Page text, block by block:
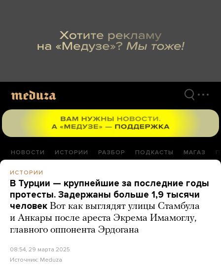
НОВОСТИ ИСТОРИИ РАЗБОР ПОДКАСТЫ МАГАЗ
ИСТОРИИ
В Турции — крупнейшие за последние годы
протесты. Задержаны больше 1,9 тысячи
человек Вот как выглядят улицы Стамбула
и Анкары после ареста Экрема Имамоглу,
главного оппонента Эрдогана
08:54, 29 марта 2025
Источник: Meduza